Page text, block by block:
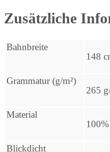
Zusätzliche
Bahnbreite
148
Grammatur (g/m²)
265
Material
Blickdicht